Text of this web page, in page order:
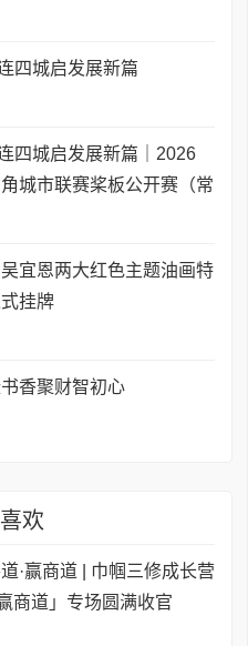
四城启发展新篇
四城启发展新篇｜2026
城市联赛桨板公开赛（常
宜恩两大红色主题油画特
挂牌
香聚财智初心
欢
·赢商道 | 巾帼三修成长营
商道」专场圆满收官